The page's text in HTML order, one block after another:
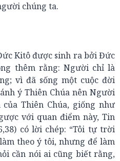
chúng ta.
Kitô được sinh ra bởi Đức
thêm rằng: Người chỉ là
vì đã sống một cuộc đời
ý Thiên Chúa nên Người
Thiên Chúa, giống như
với quan điểm này, Tin
có lời chép: “Tôi tự trời
theo ý tôi, nhưng để làm
cần nói ai cũng biết rằng,